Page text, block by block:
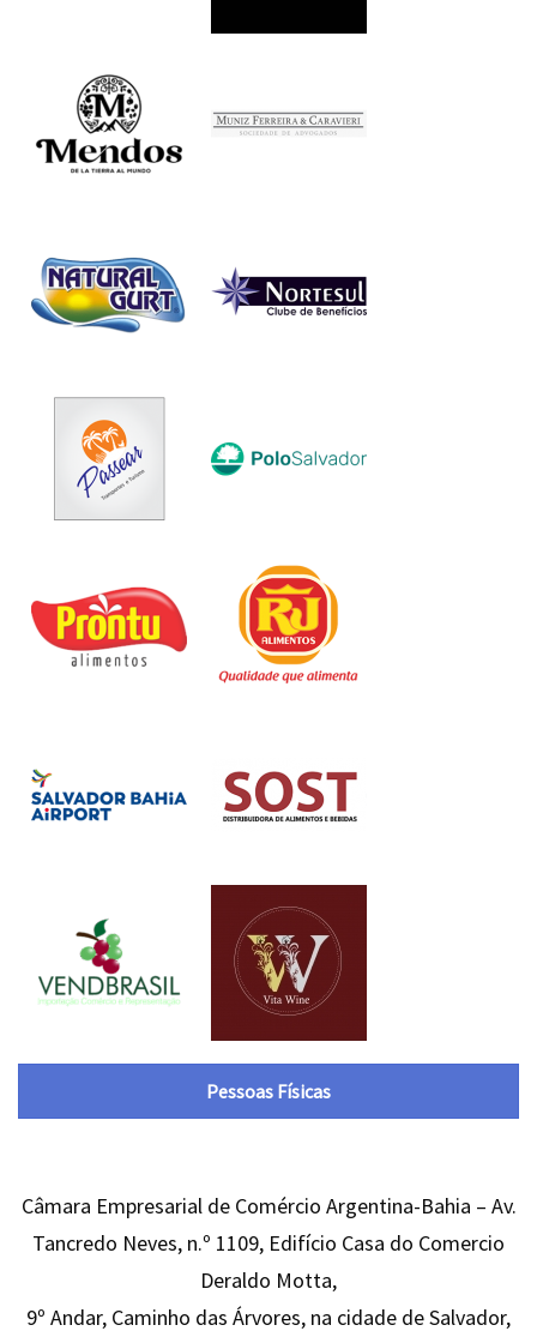
Pessoas Físicas
Câmara Empresarial de Comércio Argentina-Bahia – Av.
Tancredo Neves, n.º 1109, Edifício Casa do Comercio
Deraldo Motta,
9º Andar, Caminho das Árvores, na cidade de Salvador,